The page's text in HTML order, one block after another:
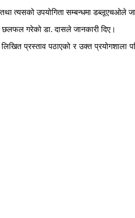
तथा त्यसको उपयोगिता सम्बन्धमा डब्लूएचओले
छलफल गरेको डा. दासले जानकारी दिए।
प्रस्ताव पठाएको र उक्त